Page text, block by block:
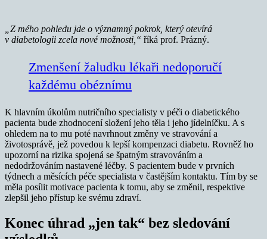
„Z mého pohledu jde o významný pokrok, který otevírá
v diabetologii zcela nové možnosti,“ říká prof. Prázný.
Zmenšení žaludku lékaři nedoporučí
každému obéznímu
K hlavním úkolům nutričního specialisty v péči o diabetického
pacienta bude zhodnocení složení jeho těla i jeho jídelníčku. A s
ohledem na to mu poté navrhnout změny ve stravování a
životosprávě, jež povedou k lepší kompenzaci diabetu. Rovněž ho
upozorní na rizika spojená se špatným stravováním a
nedodržováním nastavené léčby. S pacientem bude v prvních
týdnech a měsících péče specialista v častějším kontaktu. Tím by se
měla posílit motivace pacienta k tomu, aby se změnil, respektive
zlepšil jeho přístup ke svému zdraví.
Konec úhrad „jen tak“ bez sledování